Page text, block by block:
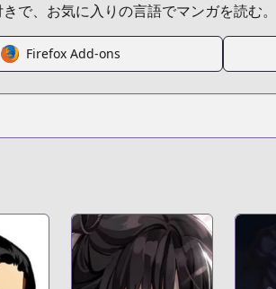
cultivation-mo-dao-zu-shi-
で、お気に入りの言語でマンガを読む。
Firefox Add-ons